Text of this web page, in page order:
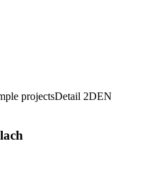
projectsDetail 2DEN